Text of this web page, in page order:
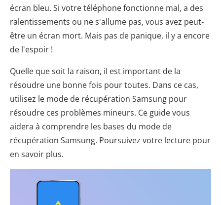
écran bleu. Si votre téléphone fonctionne mal, a des
ralentissements ou ne s'allume pas, vous avez peut-
être un écran mort. Mais pas de panique, il y a encore
de l'espoir !
Quelle que soit la raison, il est important de la
résoudre une bonne fois pour toutes. Dans ce cas,
utilisez le mode de récupération Samsung pour
résoudre ces problèmes mineurs. Ce guide vous
aidera à comprendre les bases du mode de
récupération Samsung. Poursuivez votre lecture pour
en savoir plus.